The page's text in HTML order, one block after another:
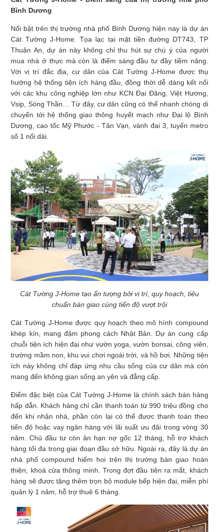
Bình Dương
Nổi bật trên thị trường nhà phố Bình Dương hiện nay là dự án
Cát Tường J-Home. Tọa lạc tại mặt tiền đường DT743, TP
Thuận An, dự án này không chỉ thu hút sự chú ý của người
mua nhà ở thực mà còn là điểm sáng đầu tư đầy tiềm năng.
Với vị trí đắc địa, cư dân của Cát Tường J-Home được thụ
hưởng hệ thống tiện ích hàng đầu, đồng thời dễ dàng kết nối
với các khu công nghiệp lớn như KCN Đại Đăng, Việt Hương,
Vsip, Sóng Thần… Từ đây, cư dân cũng có thể nhanh chóng di
chuyển tới hệ thống giao thông huyết mạch như Đại lộ Bình
Dương, cao tốc Mỹ Phước - Tân Vạn, vành đai 3, tuyến metro
số 1 nối dài.
Cát Tường J-Home tạo ấn tượng bởi vị trí, quy hoạch, tiêu
chuẩn bàn giao cùng tiến độ vượt trội
Cát Tường J-Home được quy hoạch theo mô hình compound
khép kín, mang đậm phong cách Nhật Bản. Dự án cung cấp
chuỗi tiện ích hiện đại như vườn yoga, vườn bonsai, công viên,
trường mầm non, khu vui chơi ngoài trời, và hồ bơi. Những tiện
ích này không chỉ đáp ứng nhu cầu sống của cư dân mà còn
mang đến không gian sống an yên và đẳng cấp.
Điểm đặc biệt của Cát Tường J-Home là chính sách bán hàng
hấp dẫn. Khách hàng chỉ cần thanh toán từ 990 triệu đồng cho
đến khi nhận nhà, phần còn lại có thể được thanh toán theo
tiến độ hoặc vay ngân hàng với lãi suất ưu đãi trong vòng 30
năm. Chủ đầu tư còn ân hạn nợ gốc 12 tháng, hỗ trợ khách
hàng tối đa trong giai đoạn đầu sở hữu. Ngoài ra, đây là dự án
nhà phố compound hiếm hoi trên thị trường bàn giao hoàn
thiện, khoá cửa thông minh. Trong đợt đầu tiên ra mắt, khách
hàng sẽ được tặng thêm trọn bộ module bếp hiện đại, miễn phí
quản lý 1 năm, hỗ trợ thuê 6 tháng.